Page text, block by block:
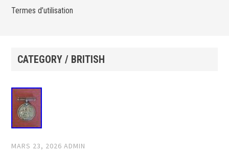
Termes d’utilisation
CATEGORY / BRITISH
MARS 23, 2026 ADMIN